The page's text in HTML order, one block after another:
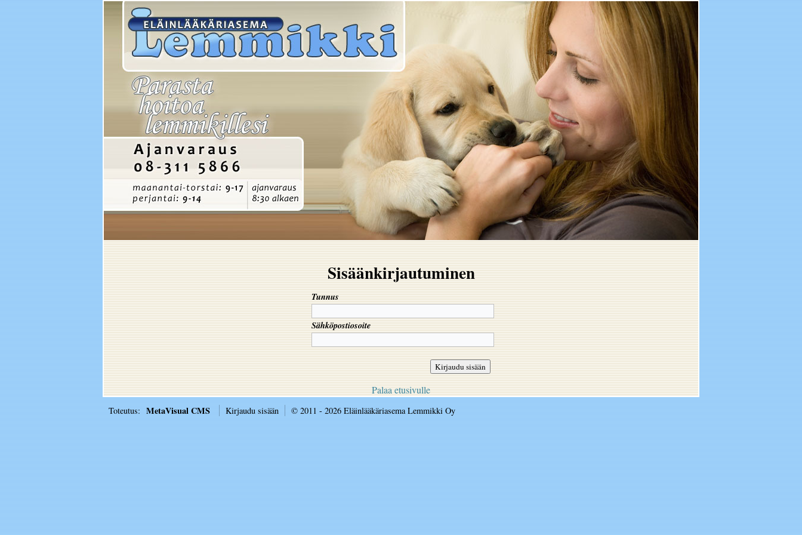
Sisäänkirjautuminen
Tunnus
Sähköpostiosoite
Palaa etusivulle
Toteutus: MetaVisual CMS Kirjaudu sisään © 2011 - 2026 Eläinlääkäriasema Lemmikki Oy